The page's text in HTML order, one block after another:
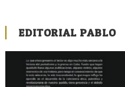
EDITORIAL PABLO